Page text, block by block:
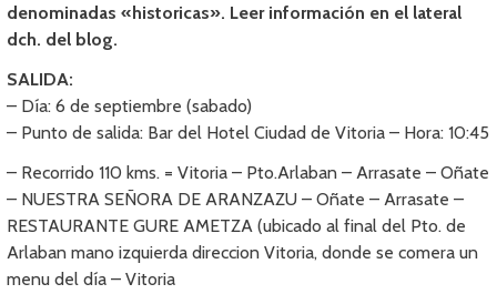
denominadas «historicas». Leer información en el lateral
dch. del blog.
SALIDA:
– Día: 6 de septiembre (sabado)
– Punto de salida: Bar del Hotel Ciudad de Vitoria – Hora: 10:45
– Recorrido 110 kms. = Vitoria – Pto.Arlaban – Arrasate – Oñate
– NUESTRA SEÑORA DE ARANZAZU – Oñate – Arrasate –
RESTAURANTE GURE AMETZA (ubicado al final del Pto. de
Arlaban mano izquierda direccion Vitoria, donde se comera un
menu del día – Vitoria